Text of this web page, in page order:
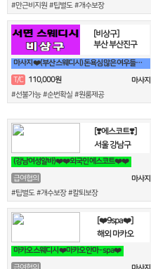
#만근비지원 #팁별도 #개수보장
[비상구]
부산 부산진구
마사지 ❤️(부산 스웨디시) 돈욕심 많은 여우들보세요~❤️
T/C
110,000원
마사지
#선불가능 #순번확실 #원룸제공
[❣️에스코트❣️]
서울 강남구
(강남여성알바)❤️❤️외국인 에스코트❤️❤️
급여협의
마사지
#팁별도 #개수보장 #칼퇴보장
[❤️9spa❤️]
해외 마카오
마카오 스웨디시 ❤️마카오 안마 - spa❤️
급여협의